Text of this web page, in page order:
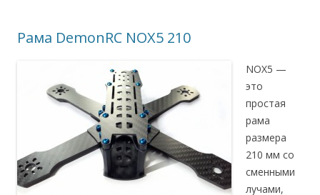
Рама DemonRC NOX5 210
NOX5 —
это
простая
рама
размера
210 мм со
сменными
лучами,